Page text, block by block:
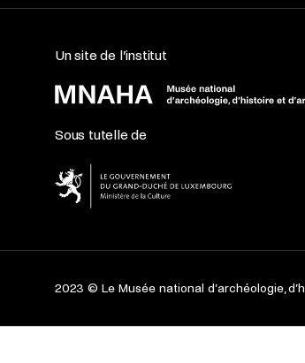
Un site de l’institut
Sous tutelle de
2023 © Le Musée national d’archéologie,